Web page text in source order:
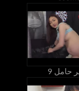
حامل